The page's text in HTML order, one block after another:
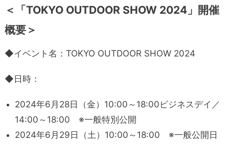
＜「TOKYO OUTDOOR SHOW 2024」開催
概要＞
◆イベント名：TOKYO OUTDOOR SHOW 2024
◆日時：
2024年6月28日（金）10:00～18:00ビジネスデイ／
14:00～18:00 ※一般特別公開
2024年6月29日（土）10:00～18:00 ※一般公開日